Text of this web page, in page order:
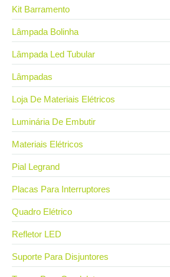
Kit Barramento
Lâmpada Bolinha
Lâmpada Led Tubular
Lâmpadas
Loja De Materiais Elétricos
Luminária De Embutir
Materiais Elétricos
Pial Legrand
Placas Para Interruptores
Quadro Elétrico
Refletor LED
Suporte Para Disjuntores